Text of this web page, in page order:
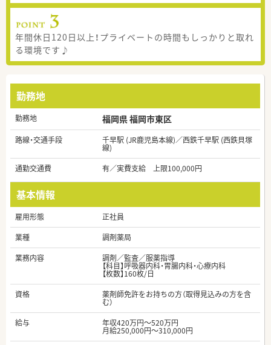
年間休日120日以上！プライベートの時間もしっかりと取れ
る環境です♪
勤務地
勤務地 福岡県 福岡市東区
路線・交通手段 千早駅 (JR鹿児島本線)／西鉄千早駅 (西鉄貝塚
線)
通勤交通費
有／実費支給 上限100,000円
基本情報
雇用形態
正社員
業種
調剤薬局
業務内容
調剤／監査／服薬指導
【科目】呼吸器内科・胃腸内科・心療内科
【枚数】160枚/日
資格
薬剤師免許をお持ちの方（取得見込みの方を含
む）
給与
年収420万円～520万円
月給250,000円～310,000円